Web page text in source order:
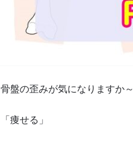
骨盤の歪みが気になりますか～
「痩せる」